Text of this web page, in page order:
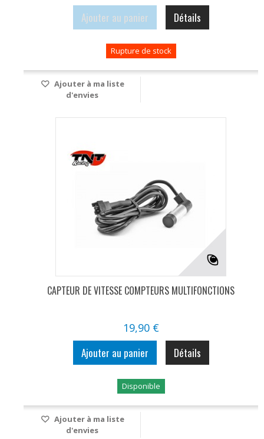
Ajouter au panier Détails
Rupture de stock
Ajouter à ma liste
d'envies
CAPTEUR DE VITESSE COMPTEURS MULTIFONCTIONS
19,90 €
Ajouter au panier Détails
Disponible
Ajouter à ma liste
d'envies